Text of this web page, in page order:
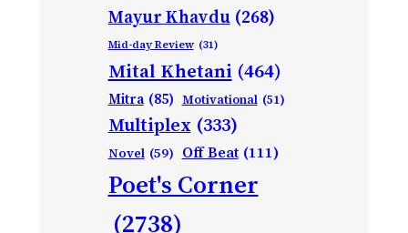
Mayur Khavdu (268)
Mid-day Review (31)
Mital Khetani (464)
Mitra (85) Motivational (51)
Multiplex (333)
Novel (59) Off Beat (111)
Poet's Corner
(2738)